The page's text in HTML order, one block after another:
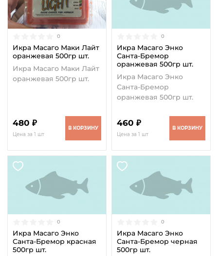
0
Икра Масаго Маки Лайт
оранжевая 500гр шт.
Икра Масаго Маки Лайт
оранжевая 500гр шт.
480 ₽
Цена за 1 шт
В КОРЗИНУ
0
Икра Масаго Энко
Санта-Бремор
оранжевая 500гр шт.
Икра Масаго Энко
Санта-Бремор
оранжевая 500гр шт.
460 ₽
Цена за 1 шт
В КОРЗИНУ
0
Икра Масаго Энко
Санта-Бремор красная
500гр шт.
0
Икра Масаго Энко
Санта-Бремор черная
500гр шт.